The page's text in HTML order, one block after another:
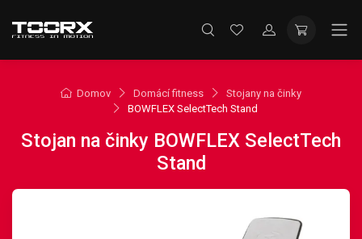
Domov Domácí fitness
Stojany na činky
BOWFLEX SelectTech Stand
Stojan na činky BOWFLEX SelectTech
Stand